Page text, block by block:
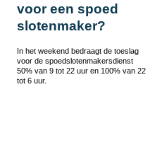
voor een spoed
slotenmaker?
In het weekend bedraagt de toeslag
voor de spoedslotenmakersdienst
50% van 9 tot 22 uur en 100% van 22
tot 6 uur.